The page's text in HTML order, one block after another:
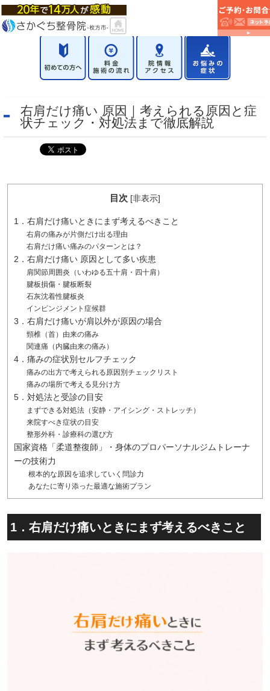
右肩だけ痛い 原因｜考えられる原因と症
状チェック・対処法まで徹底解説
目次 [非表示]
1．右肩だけ痛いときにまず考えるべきこと
右肩の痛みが片側だけ出る理由
右肩だけ痛い痛みのパターンとは？
2．右肩だけ痛い 原因として多い疾患
肩関節周囲炎（いわゆる五十肩・四十肩）
腱板損傷・腱板断裂
石灰沈着性腱板炎
インピンジメント症候群
3．右肩だけ痛いが肩以外が原因の場合
頸椎（首）由来の痛み
関連痛（内臓由来の痛み）
4．痛みの症状別セルフチェック
痛みの出方で考えられる原因別チェックリスト
痛みの場所で考える見分け方
5．対処法と受診の目安
まずできる対処法（安静・アイシング・ストレッチ）
来院すべき症状の目安
整形外科・診療科の選び方
国家資格「柔道整復師」・身体のプロパーソナルジムトレーナ
ーの技術力
根本的な原因を追求していく問診力
あなたに寄り添った最適な施術プラン
1．右肩だけ痛いときにまず考えるべきこと